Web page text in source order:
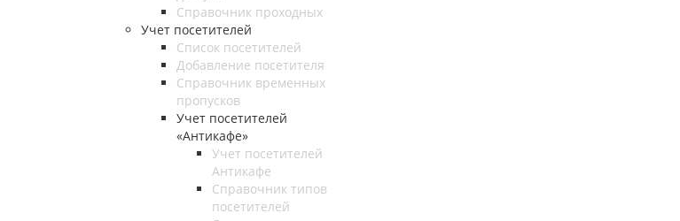
Справочник проходных
Учет посетителей
Список посетителей
Добавление посетителя
Справочник временных
пропусков
Учет посетителей
«Антикафе»
Учет посетителей
Антикафе
Справочник типов
посетителей